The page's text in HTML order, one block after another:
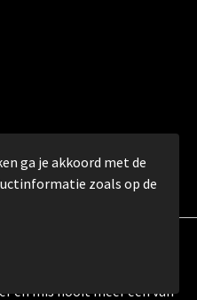
en mis nooit meer één van
ga je akkoord met de
zoals op de